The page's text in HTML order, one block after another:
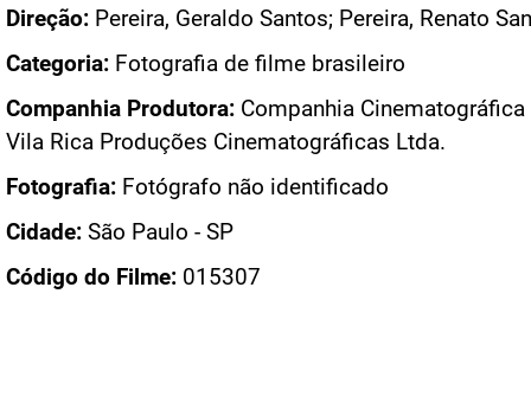
Direção: Pereira, Geraldo Santos; Pereira, Renato
Categoria: Fotografia de filme brasileiro
Companhia Produtora: Companhia Cinematográfica
Vila Rica Produções Cinematográficas Ltda.
Fotografia: Fotógrafo não identificado
Cidade: São Paulo - SP
Código do Filme: 015307